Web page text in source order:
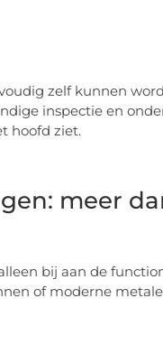
zelf kunnen
inspectie en
hoofd ziet.
meer
bij aan de
of moderne